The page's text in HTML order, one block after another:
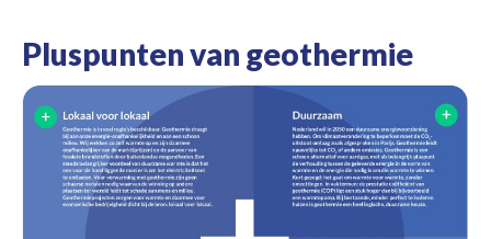
Pluspunten van geothermie